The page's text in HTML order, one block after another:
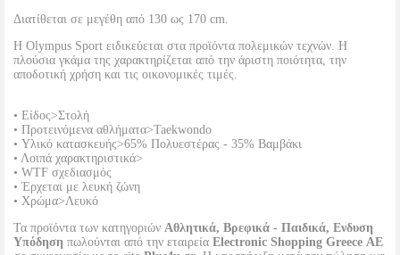
Διατίθεται σε μεγέθη από 130 ως 170 cm.
Η Olympus Sport ειδικεύεται στα προϊόντα πολεμικών τεχνών. Η
πλούσια γκάμα της χαρακτηρίζεται από την άριστη ποιότητα, την
αποδοτική χρήση και τις οικονομικές τιμές.
• Είδος>Στολή
• Προτεινόμενα αθλήματα>Taekwondo
• Υλικό κατασκευής>65% Πολυεστέρας - 35% Βαμβάκι
• Λοιπά χαρακτηριστικά>
• WTF σχεδιασμός
• Έρχεται με λευκή ζώνη
• Χρώμα>Λευκό
Τα προϊόντα των κατηγοριών Αθλητικά, Βρεφικά - Παιδικά, Ενδυση
Υπόδηση πωλούνται από την εταιρεία Electronic Shopping Greece ΑΕ